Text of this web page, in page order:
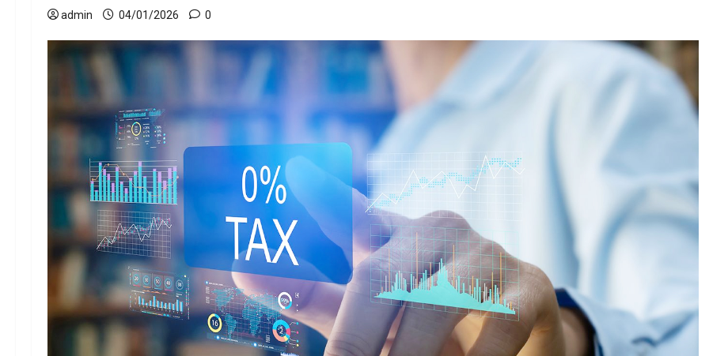
admin 04/01/2026 0